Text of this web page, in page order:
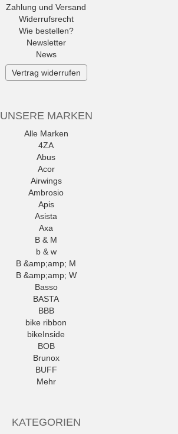
Zahlung und Versand
Widerrufsrecht
Wie bestellen?
Newsletter
News
Vertrag widerrufen
UNSERE MARKEN
Alle Marken
4ZA
Abus
Acor
Airwings
Ambrosio
Apis
Asista
Axa
B & M
b & w
B &amp;amp; M
B &amp;amp; W
Basso
BASTA
BBB
bike ribbon
bikeInside
BOB
Brunox
BUFF
Mehr
KATEGORIEN